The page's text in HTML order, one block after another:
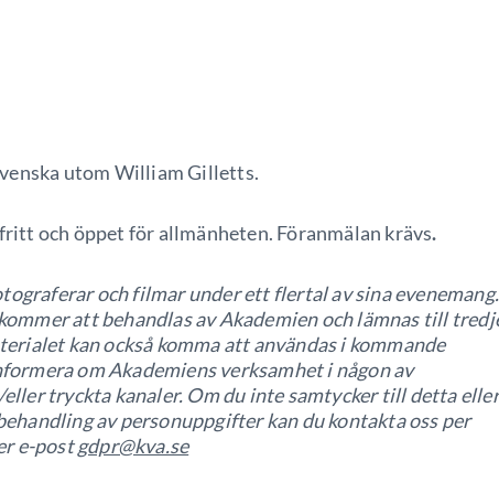
utom William Gilletts.
och öppet för allmänheten. Föranmälan krävs.
och filmar under ett flertal av sina evenemang.
att behandlas av Akademien och lämnas till
kan också komma att användas i kommande
om Akademiens verksamhet i någon av
tryckta kanaler. Om du inte samtycker till detta eller
av personuppgifter kan du kontakta oss per
e-postgdpr@kva.se